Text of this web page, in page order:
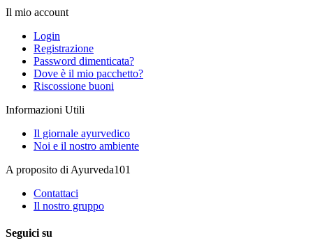
Il mio account
Login
Registrazione
Password dimenticata?
Dove è il mio pacchetto?
Riscossione buoni
Informazioni Utili
Il giornale ayurvedico
Noi e il nostro ambiente
A proposito di Ayurveda101
Contattaci
Il nostro gruppo
Seguici su